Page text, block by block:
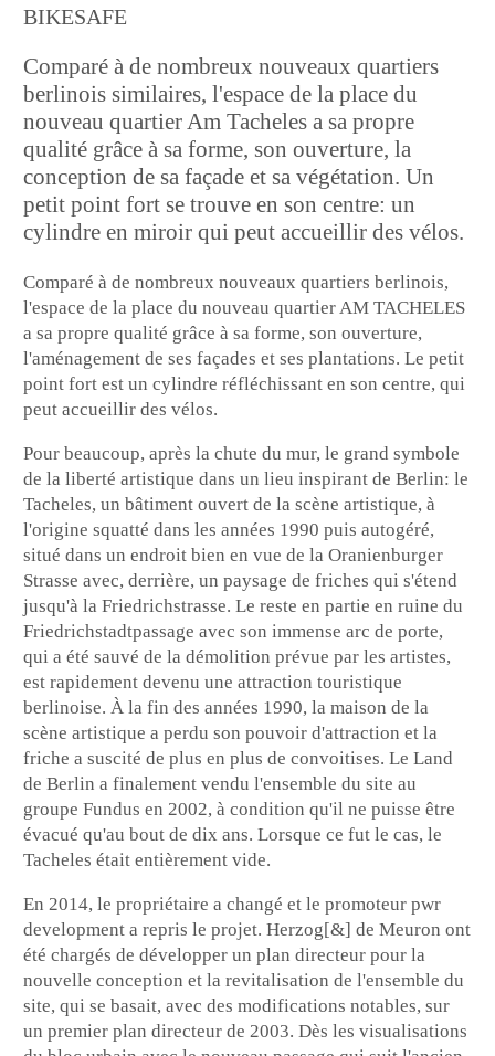
BIKESAFE
Comparé à de nombreux nouveaux quartiers
berlinois similaires, l'espace de la place du
nouveau quartier Am Tacheles a sa propre
qualité grâce à sa forme, son ouverture, la
conception de sa façade et sa végétation. Un
petit point fort se trouve en son centre: un
cylindre en miroir qui peut accueillir des vélos.
Comparé à de nombreux nouveaux quartiers berlinois,
l'espace de la place du nouveau quartier AM TACHELES
a sa propre qualité grâce à sa forme, son ouverture,
l'aménagement de ses façades et ses plantations. Le petit
point fort est un cylindre réfléchissant en son centre, qui
peut accueillir des vélos.
Pour beaucoup, après la chute du mur, le grand symbole
de la liberté artistique dans un lieu inspirant de Berlin: le
Tacheles, un bâtiment ouvert de la scène artistique, à
l'origine squatté dans les années 1990 puis autogéré,
situé dans un endroit bien en vue de la Oranienburger
Strasse avec, derrière, un paysage de friches qui s'étend
jusqu'à la Friedrichstrasse. Le reste en partie en ruine du
Friedrichstadtpassage avec son immense arc de porte,
qui a été sauvé de la démolition prévue par les artistes,
est rapidement devenu une attraction touristique
berlinoise. À la fin des années 1990, la maison de la
scène artistique a perdu son pouvoir d'attraction et la
friche a suscité de plus en plus de convoitises. Le Land
de Berlin a finalement vendu l'ensemble du site au
groupe Fundus en 2002, à condition qu'il ne puisse être
évacué qu'au bout de dix ans. Lorsque ce fut le cas, le
Tacheles était entièrement vide.
En 2014, le propriétaire a changé et le promoteur pwr
development a repris le projet. Herzog[&] de Meuron ont
été chargés de développer un plan directeur pour la
nouvelle conception et la revitalisation de l'ensemble du
site, qui se basait, avec des modifications notables, sur
un premier plan directeur de 2003. Dès les visualisations